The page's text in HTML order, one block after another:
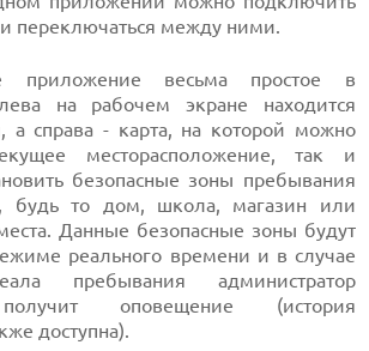
и переключаться между ними.
весьма простое в
на рабочем экране находится
а справа - карта, на которой можно
месторасположение, так и
безопасные зоны пребывания
будь то дом, школа, магазин или
Данные безопасные зоны будут
реального времени и в случае
пребывания администратор
оповещение (история
доступна).